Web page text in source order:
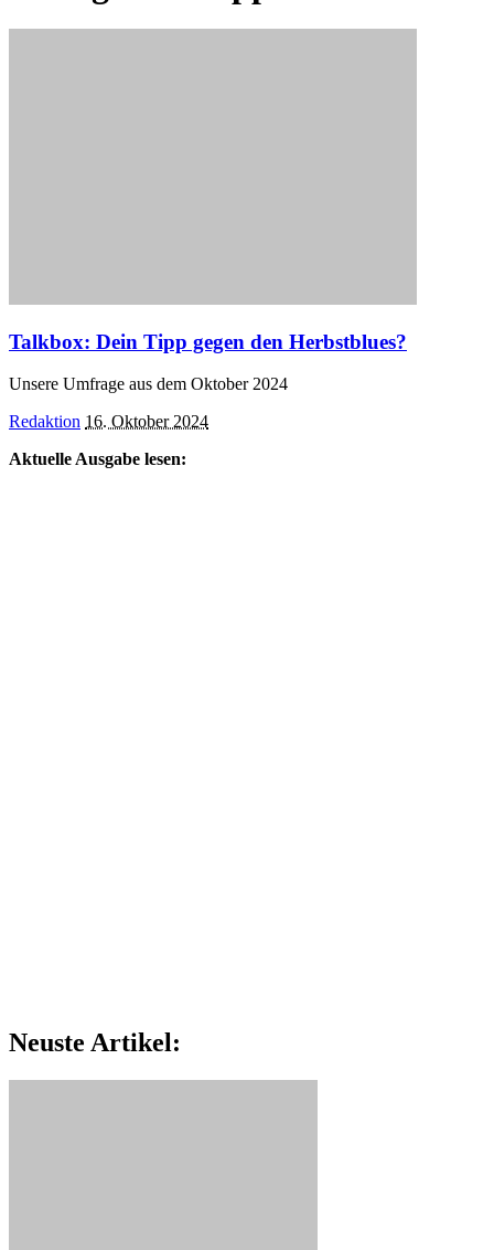
Talkbox: Dein Tipp gegen den Herbstblues?
Unsere Umfrage aus dem Oktober 2024
Posted
Redaktion 16. Oktober 2024
Aktuelle Ausgabe lesen:
Neuste Artikel: